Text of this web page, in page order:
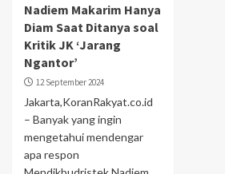
Nadiem Makarim Hanya
Diam Saat Ditanya soal
Kritik JK ‘Jarang
Ngantor’
12 September 2024
Jakarta,KoranRakyat.co.id
– Banyak yang ingin
mengetahui mendengar
apa respon